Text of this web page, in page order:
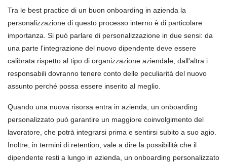
Tra le best practice di un buon onboarding in azienda la
personalizzazione di questo processo interno è di particolare
importanza. Si può parlare di personalizzazione in due sensi: da
una parte l'integrazione del nuovo dipendente deve essere
calibrata rispetto al tipo di organizzazione aziendale, dall'altra i
responsabili dovranno tenere conto delle peculiarità del nuovo
assunto perché possa essere inserito al meglio.
Quando una nuova risorsa entra in azienda, un onboarding
personalizzato può garantire un maggiore coinvolgimento del
lavoratore, che potrà integrarsi prima e sentirsi subito a suo agio.
Inoltre, in termini di retention, vale a dire la possibilità che il
dipendente resti a lungo in azienda, un onboarding personalizzato